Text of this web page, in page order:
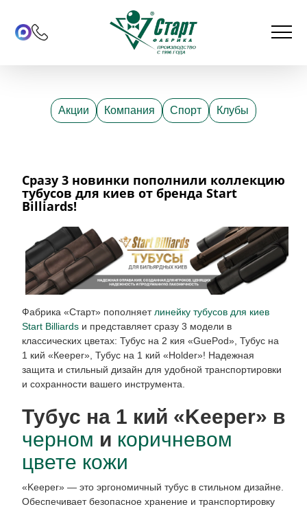
Акции Компания Спорт Клубы
Сразу 3 новинки пополнили коллекцию
тубусов для киев от бренда Start
Billiards!
Фабрика «Старт» пополняет линейку тубусов для киев
Start Billiardsи представляет сразу 3 модели в
классических цветах: Тубус на 2 кия «GuePod», Тубус на
1 кий «Кeeper», Тубус на 1 кий «Holder»! Надежная
защита и стильный дизайн для удобной транспортировки
и сохранности вашего инструмента.
Тубус на 1 кий «Keeper» в
черном и коричневом
цвете кожи
«Keeper» — это эргономичный тубус в стильном дизайне.
Обеспечивает безопасное хранение и транспортировку